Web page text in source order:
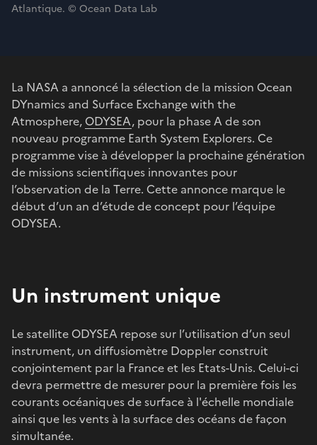
Atlantique. © Ocean Data Lab
La NASA a annoncé la sélection de la mission Ocean
DYnamics and Surface Exchange with the
Atmosphere, ODYSEA, pour la phase A de son
nouveau programme Earth System Explorers. Ce
programme vise à développer la prochaine génération
de missions scientifiques innovantes pour
l’observation de la Terre. Cette annonce marque le
début d’un an d’étude de concept pour l’équipe
ODYSEA.
Un instrument unique
Le satellite ODYSEA repose sur l’utilisation d’un seul
instrument, un diffusiomètre Doppler construit
conjointement par la France et les Etats-Unis. Celui-ci
devra permettre de mesurer pour la première fois les
courants océaniques de surface à l'échelle mondiale
ainsi que les vents à la surface des océans de façon
simultanée.